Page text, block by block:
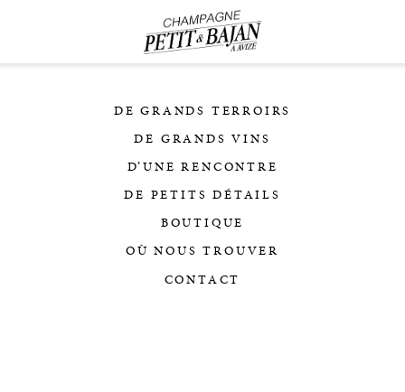
DE GRANDS TERROIRS
DE GRANDS VINS
D’UNE RENCONTRE
DE PETITS DÉTAILS
BOUTIQUE
OÙ NOUS TROUVER